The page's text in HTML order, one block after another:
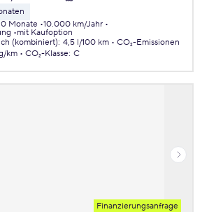
Monate 10.000 km/Jahr
mit Kaufoption
(kombiniert): 4,5 l/100 km
CO₂-Emissionen
km CO₂-Klasse: C
Finanzierungsanfrage